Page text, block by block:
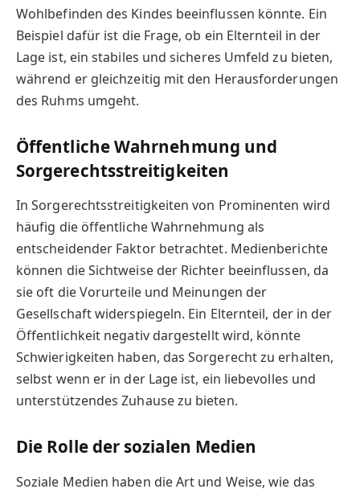
Wohlbefinden des Kindes beeinflussen könnte. Ein
Beispiel dafür ist die Frage, ob ein Elternteil in der
Lage ist, ein stabiles und sicheres Umfeld zu bieten,
während er gleichzeitig mit den Herausforderungen
des Ruhms umgeht.
Öffentliche Wahrnehmung und
Sorgerechtsstreitigkeiten
In Sorgerechtsstreitigkeiten von Prominenten wird
häufig die öffentliche Wahrnehmung als
entscheidender Faktor betrachtet. Medienberichte
können die Sichtweise der Richter beeinflussen, da
sie oft die Vorurteile und Meinungen der
Gesellschaft widerspiegeln. Ein Elternteil, der in der
Öffentlichkeit negativ dargestellt wird, könnte
Schwierigkeiten haben, das Sorgerecht zu erhalten,
selbst wenn er in der Lage ist, ein liebevolles und
unterstützendes Zuhause zu bieten.
Die Rolle der sozialen Medien
Soziale Medien haben die Art und Weise, wie das